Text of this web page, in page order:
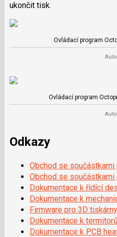
ukončit tisk.
Ovládací program
Ovládací program
Odkazy
Obchod se součástkami
Obchod se součástkami
Dokumentace k řídící
Dokumentace k
Firmware pro 3D tiskárny
Dokumentace k
Dokumentace k PCB